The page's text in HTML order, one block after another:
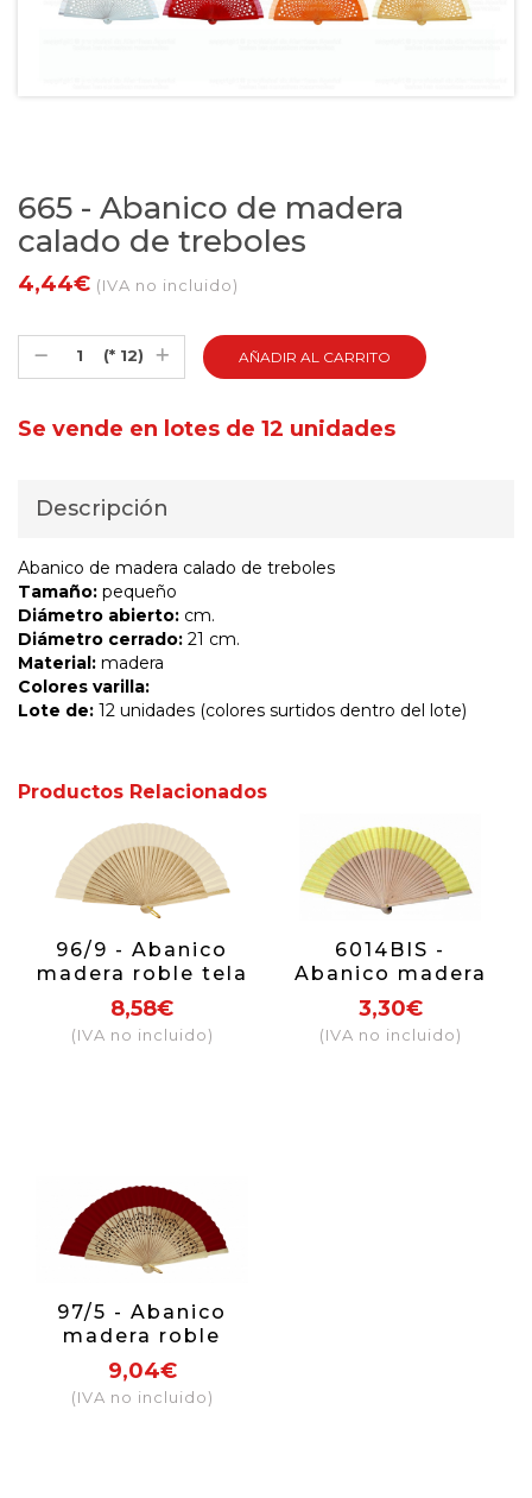
665 - Abanico de madera
calado de treboles
4,44€ (IVA no incluido)
(* 12)
Se vende en lotes de 12 unidades
Descripción
Abanico de madera calado de treboles
Tamaño: pequeño
Diámetro abierto: cm.
Diámetro cerrado: 21 cm.
Material: madera
Colores varilla:
Lote de: 12 unidades (colores surtidos dentro del lote)
Productos Relacionados
96/9 - Abanico
madera roble tela
beige
8,58€
(IVA no incluido)
6014BIS -
Abanico madera
natural tela
colores
3,30€
(IVA no incluido)
97/5 - Abanico
madera roble
calado tela
burdeos
9,04€
(IVA no incluido)